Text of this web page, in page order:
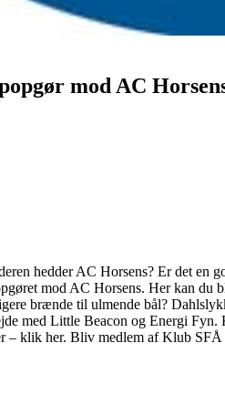
mod AC
hedder AC Horsens? Er det
mod AC Horsens. Her kan
brænde til ulmende bål?
med Little Beacon og Energi
– klik her. Bliv medlem af Klub